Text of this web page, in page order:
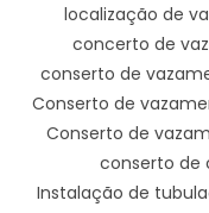
localização de
concerto de
conserto de
Conserto de
Conserto de
conserto de
Instalação de